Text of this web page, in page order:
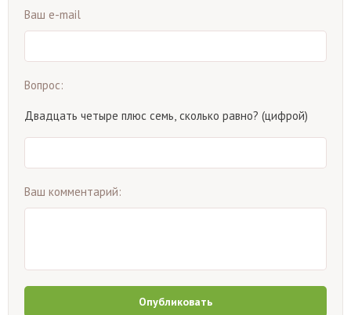
Ваш e-mail
Вопрос:
Двадцать четыре плюс семь, сколько равно? (цифрой)
Ваш комментарий:
Опубликовать